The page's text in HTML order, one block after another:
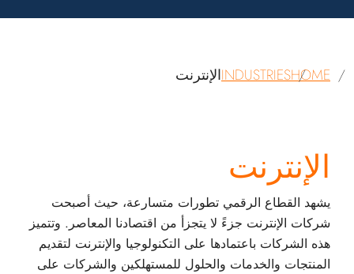
HOME
INDUSTRIESالإنترنت
الإنترنت
يشهد القطاع الرقمي تطورات متسارعة، حيث أصبحت
شركات الإنترنت جزءً لا يتجزأ من اقتصادنا المعاصر. وتتميز
هذه الشركات باعتمادها على التكنولوجيا والإنترنت لتقديم
المنتجات والخدمات والحلول للمستهلكين والشركات على